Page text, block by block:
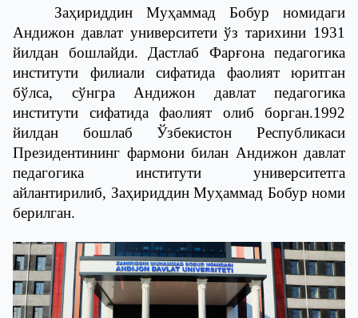
Заҳириддин Муҳаммад Бобур номидаги
Андижон давлат университети ўз тарихини 1931
йилдан бошлайди. Дастлаб Фарғона педагогика
институти филиали сифатида фаолият юритган
бўлса, сўнгра Андижон давлат педагогика
институти сифатида фаолият олиб борган.1992
йилдан бошлаб Ўзбекистон Республикаси
Президентининг фармони билан Андижон давлат
педагогика институти университетга
айлантирилиб, Заҳириддин Муҳаммад Бобур номи
берилган.